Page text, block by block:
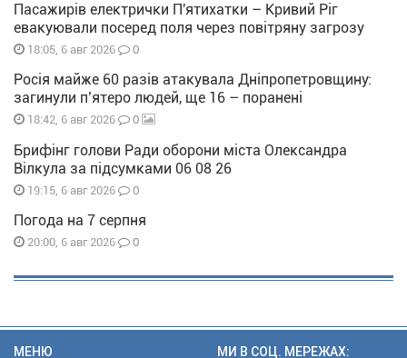
Пасажирів електрички П'ятихатки – Кривий Ріг
евакуювали посеред поля через повітряну загрозу
18:05, 6 авг 2026 0
Росія майже 60 разів атакувала Дніпропетровщину:
загинули п’ятеро людей, ще 16 – поранені
18:42, 6 авг 2026 0
Брифінг голови Ради оборони міста Олександра
Вілкула за підсумками 06 08 26
19:15, 6 авг 2026 0
Погода на 7 серпня
20:00, 6 авг 2026 0
МЕНЮ МИ В СОЦ. МЕРЕЖАХ: